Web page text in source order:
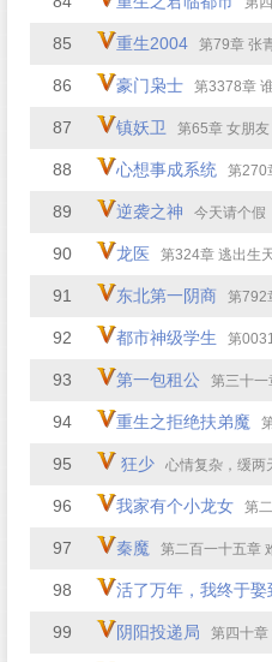
85 重生2004 第79章 张
86 豪门枭士 第3378章
87 镇妖卫 第65章 女朋友
88 心想事成系统 第270
89 逆袭之神 今天请个假
90 龙医 第324章 逃出生
91 东北第一阴商 第792
92 都市神级学生 第
93 第一包租公 第三十一
94 重生之拒绝扶弟魔
95 狂少 心情复杂，缓两
96 我家有个小龙女 第
97 秦魔 第二百一十五章
98 活了万年，我终于娶
99 阴阳投递局 第四十章